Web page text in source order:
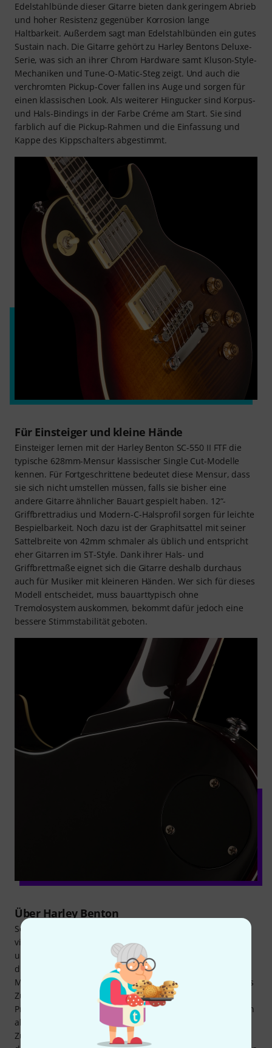
Edelstahlbünde dieser Gitarre bieten dank geringem Abrieb
und hoher Resistenz gegenüber Korrosion lange
Haltbarkeit. Außerdem sagt man Edelstahlbünden ein gutes
Sustain nach. Die Gitarre gehört zu Harley Bentons Deluxe-
Serie, was sich an ihrer Chrom Hardware samt Kluson-Style-
Mechaniken und Tune-O-Matic-Steg zeigt. Und auch die
verchromten Pickup-Cover fallen ins Auge und sorgen für
einen klassischen Look. Als weiterer Hingucker sind Korpus-
und Hals-Bindings in der Farbe Créme am Start. Sie sind
farblich auf die Pickup-Rahmen und die Einfassung und
Kappe des Kippschalters abgestimmt.
Für Einsteiger und kleine Hände
Einsteiger lernen mit der Harley Benton SC-550 II FTF die
typische 628mm-Mensur klassischer Single Cut-Modelle
kennen. Für Fortgeschrittene bedeutet diese Mensur, dass
sie sich nicht umstellen müssen, falls sie bisher eine
andere Gitarre ähnlicher Bauart gespielt haben. 12“-
Griffbrettradius und Modern-C-Halsprofil sorgen für leichte
Bespielbarkeit. Noch dazu ist der Graphitsattel mit seiner
Sattelbreite von 42mm schmaler als üblich und entspricht
eher Gitarren im ST-Style. Dank ihrer Hals- und
Griffbrettmaße eignet sich die Gitarre deshalb durchaus
auch für Musiker mit kleineren Händen. Wer sich für dieses
Modell entscheidet, muss bauarttypisch ohne
Tremolosystem auskommen, bekommt dafür jedoch eine
bessere Stimmstabilität geboten.
Über Harley Benton
Seit 1998 bedient die Marke Harley Benton die Bedürfnisse
vieler Gitarristen und Bassisten. Neben einer
umfangreichen Bandbreite an Saiteninstrumenten bietet
die Hausmarke des Musikhauses Thomann auch jede
Menge Verstärker, Lautsprecher, Effektpedale und weiteres
Zubehör an. Insgesamt umfasst die Palette über 1.500
Produkte. Gefertigt von etablierten Herstellern, überzeugen
alle Artikel von Harley Benton durch Qualität,
Zuverlässigkeit und einen dennoch günstigen Preis. Durch